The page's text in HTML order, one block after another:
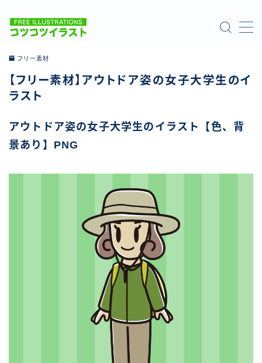
ホーム
お問い合わせ
フリー素材
【フリー素材】アウトドア姿の女子大学生のイ
ラスト
アウトドア姿の女子大学生のイラスト【色、背
景あり】PNG